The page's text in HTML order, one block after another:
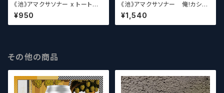
《池》アマクサソナー x トートピ
ア x ウィッチクラフト 移転フォビ
ア / Amakusa sonar x Toto
pia ×WITCH CRAFT Itenph
¥950
《池》アマクサソナー 俺!カシオ
レ! / Amakusa sonar beer
【クラフトビールシザーズ】
¥1,540
その他の商品